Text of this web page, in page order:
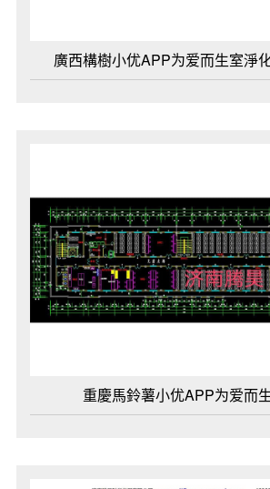
廣西構樹小优APP为爱而生室淨
重慶馬鈴薯小优APP为爱而